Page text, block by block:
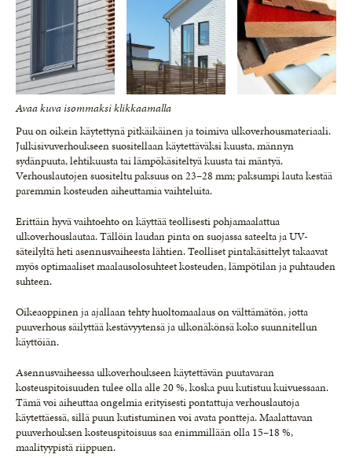
Avaa kuva isommaksi klikkaamalla
Puu on oikein käytettynä pitkäikäinen ja toimiva ulkoverhousmateriaali.
Julkisivuverhoukseen suositellaan käytettäväksi kuusta, männyn
sydänpuuta, lehtikuusta tai lämpökäsiteltyä kuusta tai mäntyä.
Verhouslautojen suositeltu paksuus on 23–28 mm; paksumpi lauta kestää
paremmin kosteuden aiheuttamia vaihteluita.
Erittäin hyvä vaihtoehto on käyttää teollisesti pohjamaalattua
ulkoverhouslautaa. Tällöin laudan pinta on suojassa sateelta ja UV-
säteilyltä heti asennusvaiheesta lähtien. Teolliset pintakäsittelyt takaavat
myös optimaaliset maalausolosuhteet kosteuden, lämpötilan ja puhtauden
suhteen.
Oikeaoppinen ja ajallaan tehty huoltomaalaus on välttämätön, jotta
puuverhous säilyttää kestävyytensä ja ulkonäkönsä koko suunnitellun
käyttöiän.
Asennusvaiheessa ulkoverhoukseen käytettävän puutavaran
kosteuspitoisuuden tulee olla alle 20 %, koska puu kutistuu kuivuessaan.
Tämä voi aiheuttaa ongelmia erityisesti pontattuja verhouslautoja
käytettäessä, sillä puun kutistuminen voi avata pontteja. Maalattavan
puuverhouksen kosteuspitoisuus saa enimmillään olla 15–18 %,
maalityypistä riippuen.